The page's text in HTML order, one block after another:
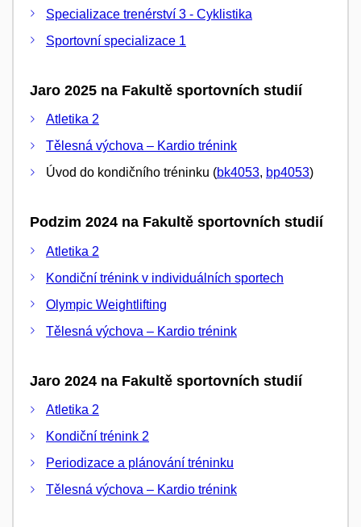
Specializace trenérství 3 - Cyklistika
Sportovní specializace 1
Jaro 2025 na Fakultě sportovních studií
Atletika 2
Tělesná výchova – Kardio trénink
Úvod do kondičního tréninku (bk4053, bp4053)
Podzim 2024 na Fakultě sportovních studií
Atletika 2
Kondiční trénink v individuálních sportech
Olympic Weightlifting
Tělesná výchova – Kardio trénink
Jaro 2024 na Fakultě sportovních studií
Atletika 2
Kondiční trénink 2
Periodizace a plánování tréninku
Tělesná výchova – Kardio trénink